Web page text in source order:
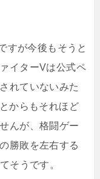
すが今後もそうと
イターVは公式ペ
れていないみた
からもそれほど
んが、格闘ゲー
勝敗を左右する
そうです。